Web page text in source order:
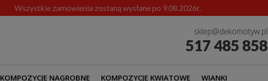
Wszystkie zamówienia zostaną wysłane po 9.08.2026r.
sklep@dekomotyw.pl
517 485 858
KOMPOZYCJE NAGROBNE KOMPOZYCJE KWIATOWE WIANKI